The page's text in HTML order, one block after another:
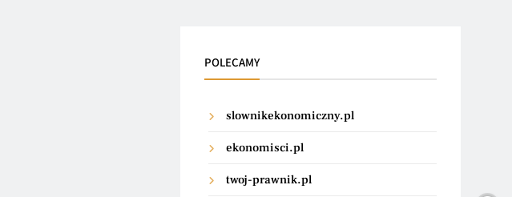
POLECAMY
slownikekonomiczny.pl
ekonomisci.pl
twoj-prawnik.pl